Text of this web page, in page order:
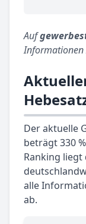
Auf
Informationen
Der aktuelle
beträgt 330
Ranking liegt
alle
ab.